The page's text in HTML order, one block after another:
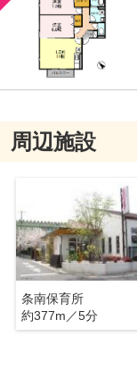
周辺施設
条南保育所
約377m／5分